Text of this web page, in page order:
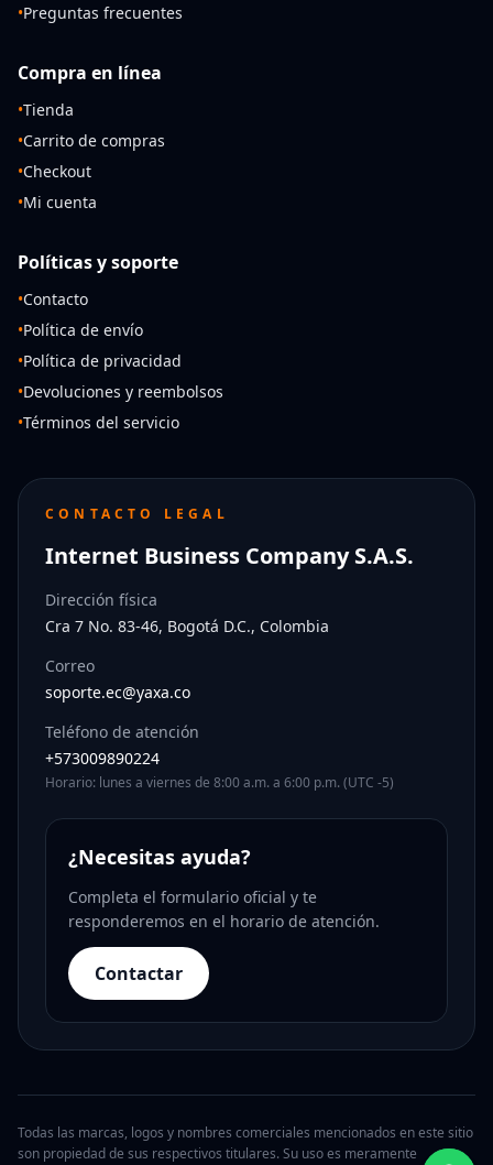
•Preguntas frecuentes
Compra en línea
•Tienda
•Carrito de compras
•Checkout
•Mi cuenta
Políticas y soporte
•Contacto
•Política de envío
•Política de privacidad
•Devoluciones y reembolsos
•Términos del servicio
CONTACTO LEGAL
Internet Business Company S.A.S.
Dirección física
Cra 7 No. 83-46, Bogotá D.C., Colombia
Correo
soporte.ec@yaxa.co
Teléfono de atención
+573009890224
Horario: lunes a viernes de 8:00 a.m. a 6:00 p.m. (UTC -5)
¿Necesitas ayuda?
Completa el formulario oficial y te
responderemos en el horario de atención.
Contactar
Todas las marcas, logos y nombres comerciales mencionados en este sitio
son propiedad de sus respectivos titulares. Su uso es meramente